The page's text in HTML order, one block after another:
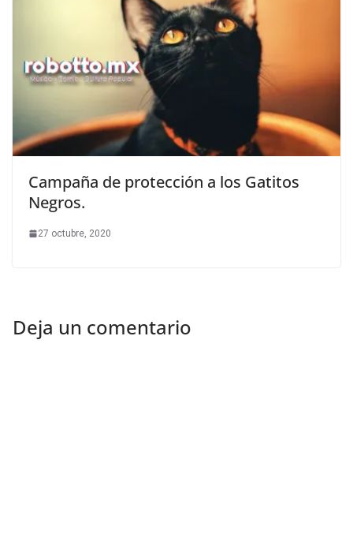
Campaña de protección a los Gatitos
Negros.
27 octubre, 2020
Deja un comentario